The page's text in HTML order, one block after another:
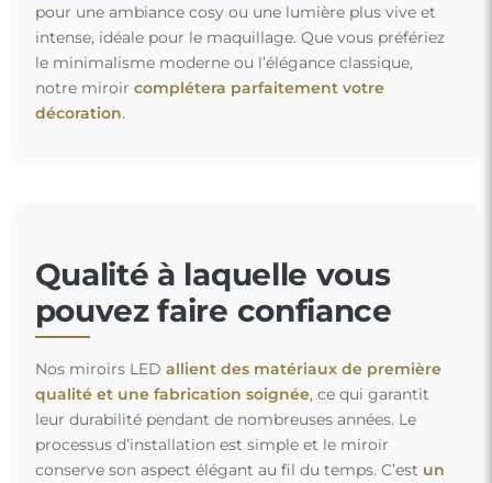
pour une ambiance cosy ou une lumière plus vive et
intense, idéale pour le maquillage. Que vous préfériez
le minimalisme moderne ou l’élégance classique,
notre miroir complétera parfaitement votre
décoration.
Qualité à laquelle vous
pouvez faire confiance
Nos miroirs LED allient des matériaux de première
qualité et une fabrication soignée, ce qui garantit
leur durabilité pendant de nombreuses années. Le
processus d’installation est simple et le miroir
conserve son aspect élégant au fil du temps. C’est un